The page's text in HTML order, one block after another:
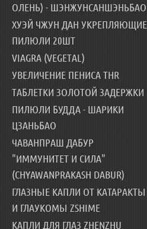
ОЛЕНЬ) - ШЭНЖУНСАНШЭНЬБАО
ХУЭЙ ЧЖУН ДАН УКРЕПЛЯЮЩИЕ
ПИЛЮЛИ 20ШТ
VIAGRA (VEGETAL)
УВЕЛИЧЕНИЕ ПЕНИСА THR
ТАБЛЕТКИ ЗОЛОТОЙ ЗАДЕРЖКИ
ПИЛЮЛИ БУДДА - ШАРИКИ
ЦЗАНЬБАО
ЧАВАНПРАШ ДАБУР
"ИММУНИТЕТ И СИЛА"
(CHYAWANPRAKASH DABUR)
ГЛАЗНЫЕ КАПЛИ ОТ КАТАРАКТЫ
И ГЛАУКОМЫ ZSHIME
КАПЛИ ДЛЯ ГЛАЗ ZHENZHU